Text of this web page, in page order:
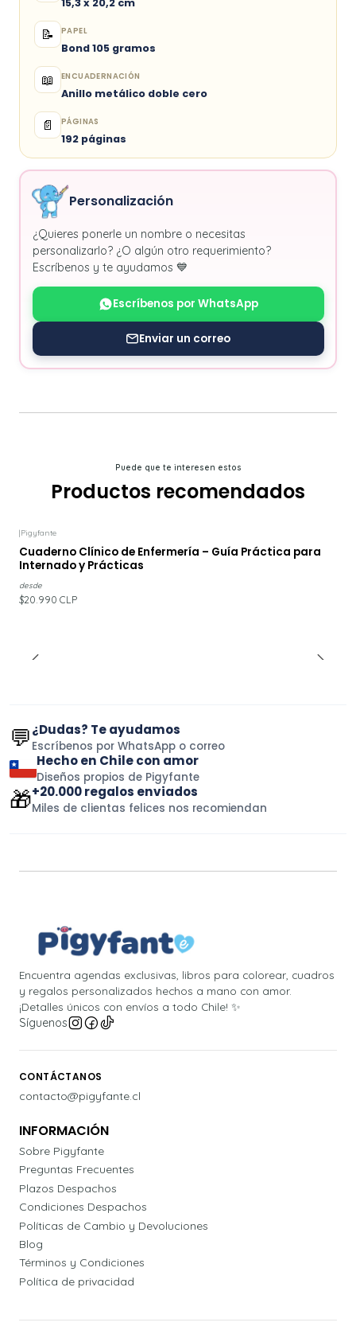
15,3 x 20,2 cm
📝 PAPEL
Bond 105 gramos
📖 ENCUADERNACIÓN
Anillo metálico doble cero
📄 PÁGINAS
192 páginas
Personalización
¿Quieres ponerle un nombre o necesitas
personalizarlo? ¿O algún otro requerimiento?
Escríbenos y te ayudamos 💙
Escríbenos por WhatsApp
Enviar un correo
Puede que te interesen estos
Productos recomendados
|Pigyfante
Cuaderno Clínico de Enfermería – Guía Práctica para
Internado y Prácticas
desde
$20.990 CLP
💬¿Dudas? Te ayudamos
Escríbenos por WhatsApp o correo
Hecho en Chile con amor
Diseños propios de Pigyfante
🎁+20.000 regalos enviados
Miles de clientas felices nos recomiendan
Encuentra agendas exclusivas, libros para colorear, cuadros
y regalos personalizados hechos a mano con amor.
¡Detalles únicos con envíos a todo Chile! ✨
Síguenos
CONTÁCTANOS
contacto@pigyfante.cl
INFORMACIÓN
Sobre Pigyfante
Preguntas Frecuentes
Plazos Despachos
Condiciones Despachos
Políticas de Cambio y Devoluciones
Blog
Términos y Condiciones
Política de privacidad